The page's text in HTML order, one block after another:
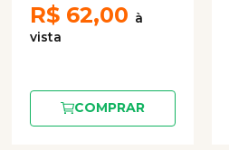
R$ 62,00
COMPRAR